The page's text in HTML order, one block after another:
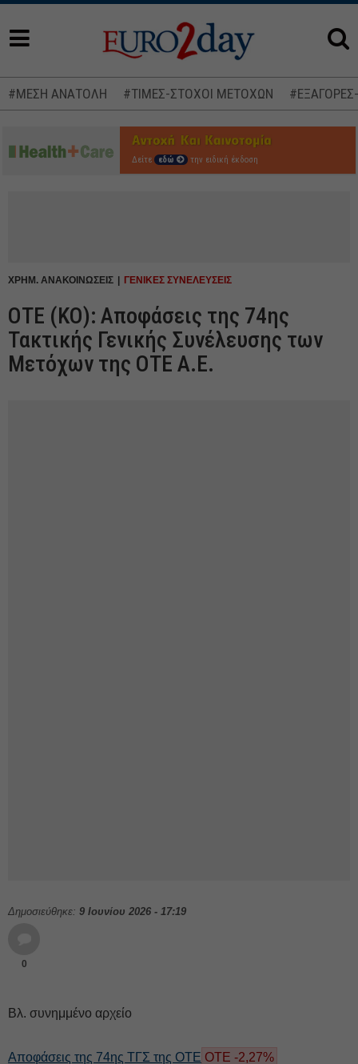
#ΜΕΣΗ ΑΝΑΤΟΛΗ #ΤΙΜΕΣ-ΣΤΟΧΟΙ ΜΕΤΟΧΩΝ
Δείτε εδώ την ειδική έκδοση
ΧΡΗΜ. ΑΝΑΚΟΙΝΩΣΕΙΣ ΓΕΝΙΚΕΣ ΣΥΝΕΛΕΥΣΕΙΣ
ΟΤΕ (ΚΟ): Αποφάσεις της 74ης
Τακτικής Γενικής Συνέλευσης των
Μετόχων της ΟΤΕ Α.Ε.
Δημοσιεύθηκε: 9 Ιουνίου 2026 - 17:19
0
Βλ. συνημμένο αρχείο
Αποφάσεις της 74ης ΤΓΣ της ΟΤΕ ΟΤΕ -2,27%